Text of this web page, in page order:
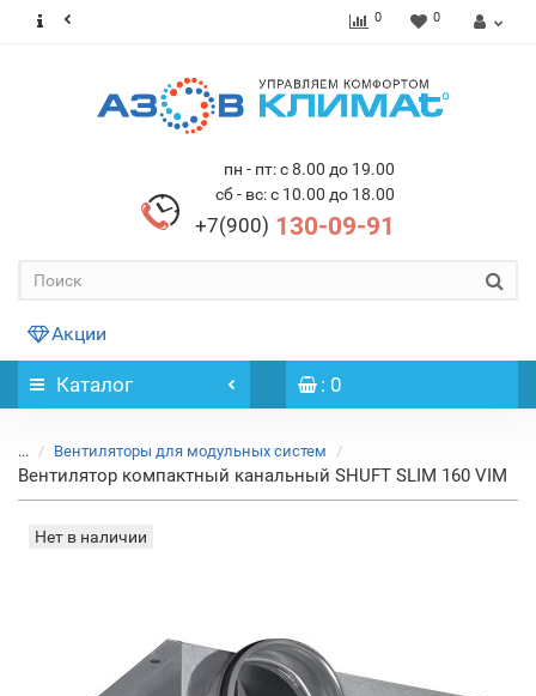
0 0
пн - пт: с 8.00 до 19.00
сб - вс: с 10.00 до 18.00
+7(900) 130-09-91
Акции
Каталог : 0
... Вентиляторы для модульных систем
Вентилятор компактный канальный SHUFT SLIM 160 VIM
Нет в наличии